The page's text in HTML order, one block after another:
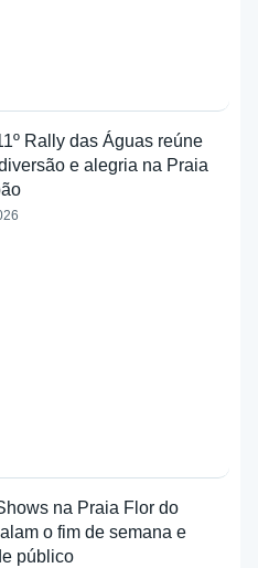
Rally das Águas reúne
e alegria na Praia
na Praia Flor do
o fim de semana e
público